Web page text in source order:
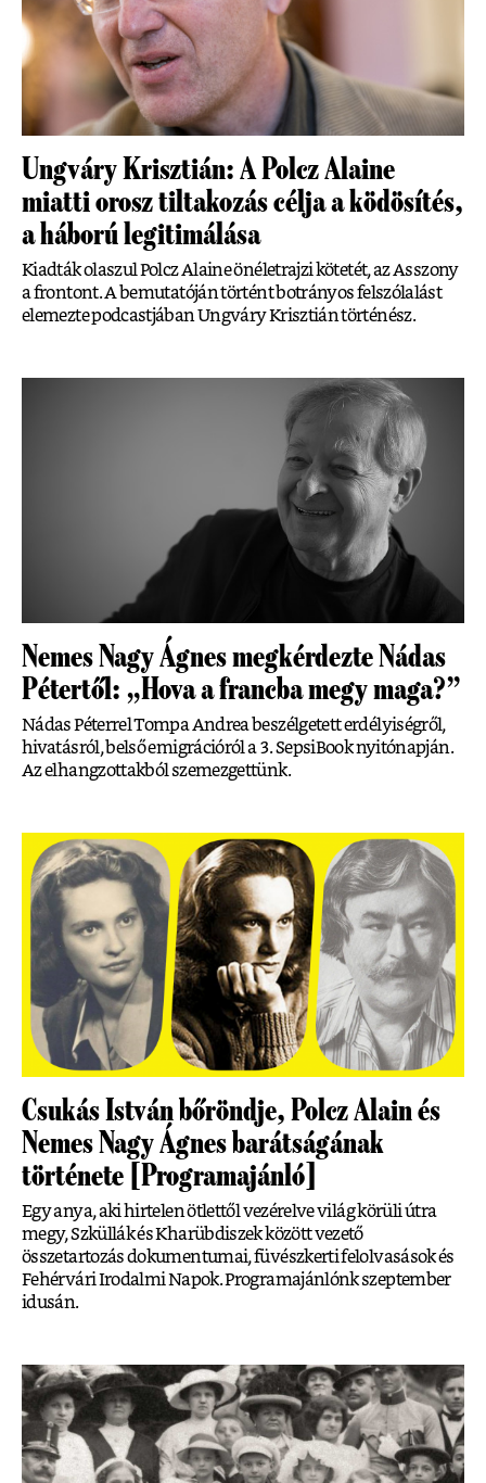
Ungváry Krisztián: A Polcz Alaine
miatti orosz tiltakozás célja a ködösítés,
a háború legitimálása
Kiadták olaszul Polcz Alaine önéletrajzi kötetét, az Asszony
a frontont. A bemutatóján történt botrányos felszólalást
elemezte podcastjában Ungváry Krisztián történész.
Nemes Nagy Ágnes megkérdezte Nádas
Pétertől: „Hova a francba megy maga?”
Nádas Péterrel Tompa Andrea beszélgetett erdélyiségről,
hivatásról, belső emigrációról a 3. SepsiBook nyitónapján.
Az elhangzottakból szemezgettünk.
Csukás István bőröndje, Polcz Alain és
Nemes Nagy Ágnes barátságának
története [Programajánló]
Egy anya, aki hirtelen ötlettől vezérelve világ körüli útra
megy, Szküllák és Kharübdiszek között vezető
összetartozás dokumentumai, füvészkerti felolvasások és
Fehérvári Irodalmi Napok. Programajánlónk szeptember
idusán.